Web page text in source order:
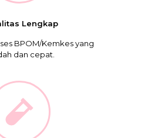
Lengkap
BPOM/Kemkes yang
dan cepat.